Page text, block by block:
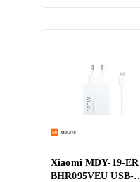
Xiaomi MDY-19-ER
BHR095VEU USB-